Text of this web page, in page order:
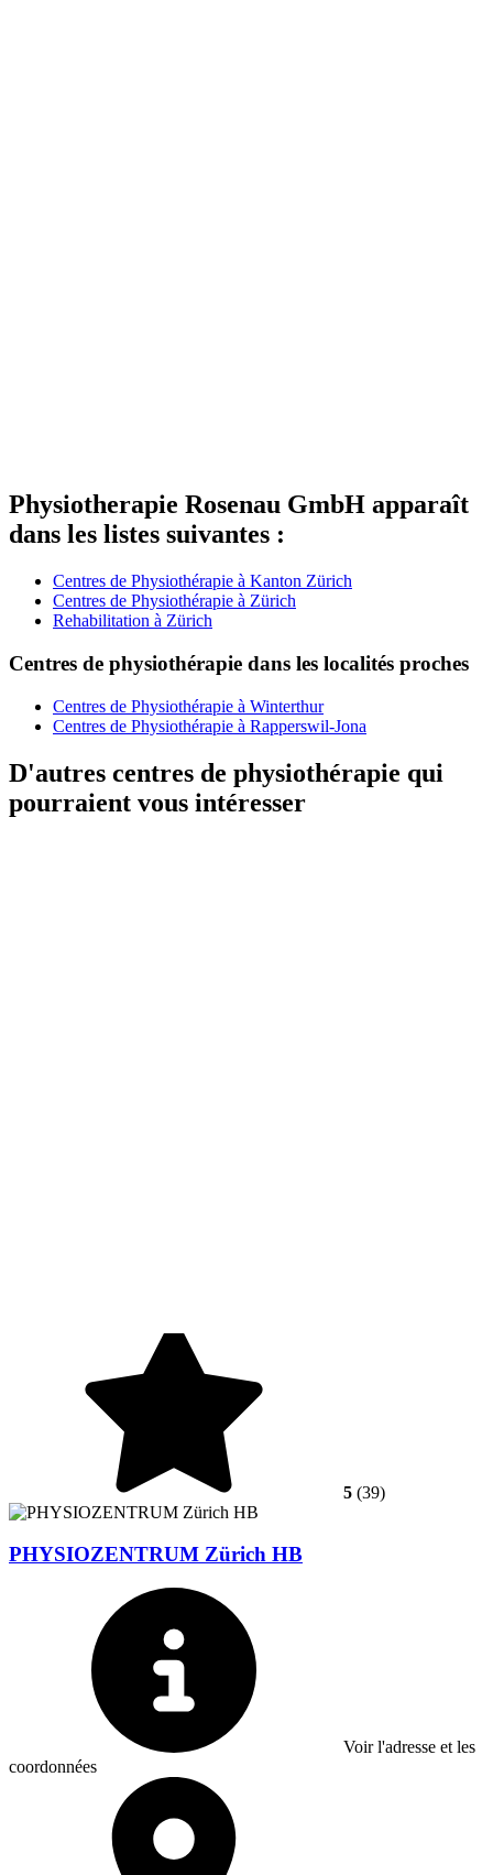
Physiotherapie Rosenau GmbH apparaît
dans les listes suivantes :
Centres de Physiothérapie à Kanton Zürich
Centres de Physiothérapie à Zürich
Rehabilitation à Zürich
Centres de physiothérapie dans les localités proches
Centres de Physiothérapie à Winterthur
Centres de Physiothérapie à Rapperswil-Jona
D'autres centres de physiothérapie qui
pourraient vous intéresser
5 (39)
PHYSIOZENTRUM Zürich HB
Voir l'adresse et les
coordonnées